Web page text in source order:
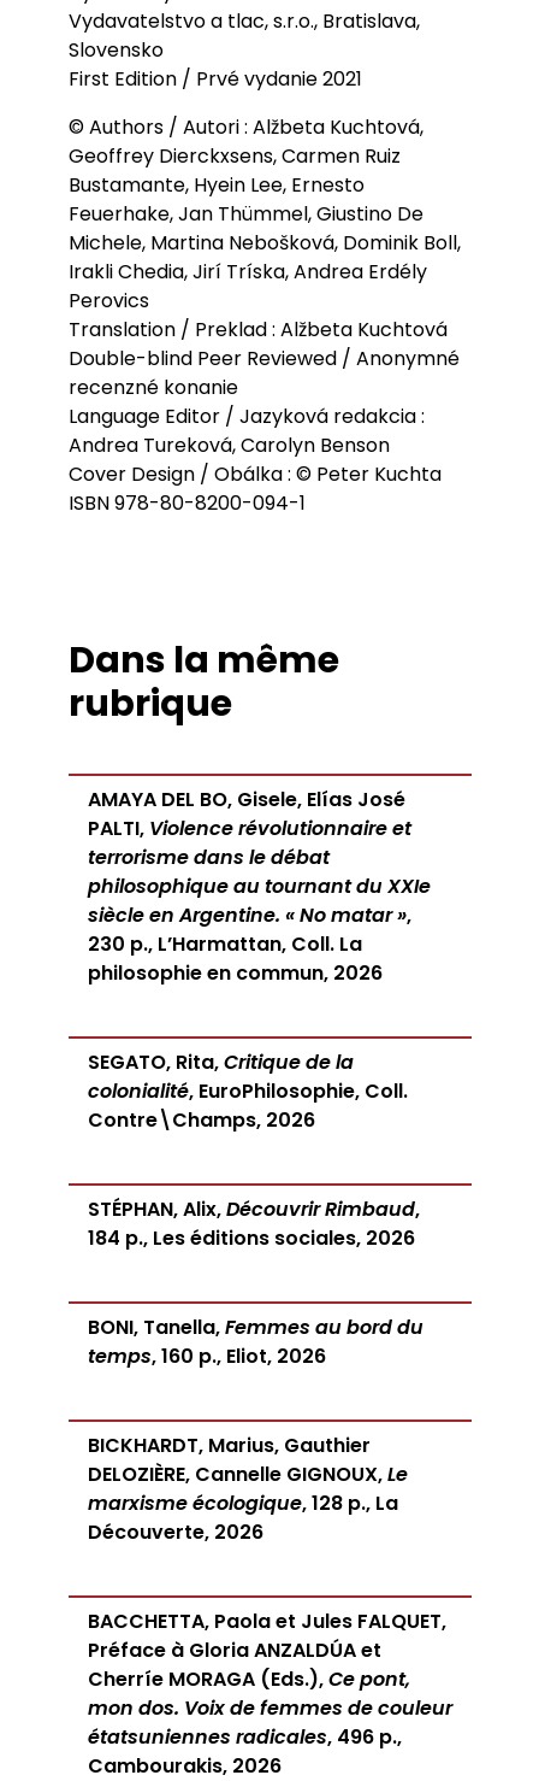
Vydavatelstvo a tlac, s.r.o., Bratislava,
Slovensko
First Edition / Prvé vydanie 2021
© Authors / Autori : Alžbeta Kuchtová,
Geoffrey Dierckxsens, Carmen Ruiz
Bustamante, Hyein Lee, Ernesto
Feuerhake, Jan Thümmel, Giustino De
Michele, Martina Nebošková, Dominik Boll,
Irakli Chedia, Jirí Tríska, Andrea Erdély
Perovics
Translation / Preklad : Alžbeta Kuchtová
Double-blind Peer Reviewed / Anonymné
recenzné konanie
Language Editor / Jazyková redakcia :
Andrea Tureková, Carolyn Benson
Cover Design / Obálka : © Peter Kuchta
ISBN 978-80-8200-094-1
Dans la même
rubrique
AMAYA DEL BO, Gisele, Elías José
PALTI, Violence révolutionnaire et
terrorisme dans le débat
philosophique au tournant du XXIe
siècle en Argentine. « No matar »,
230 p., L’Harmattan, Coll. La
philosophie en commun, 2026
SEGATO, Rita,Critique de la
colonialité, EuroPhilosophie, Coll.
Contre\Champs, 2026
STÉPHAN, Alix,Découvrir Rimbaud,
184 p., Les éditions sociales, 2026
BONI, Tanella,Femmes au bord du
temps, 160 p., Eliot, 2026
BICKHARDT, Marius, Gauthier
DELOZIÈRE, Cannelle GIGNOUX,Le
marxisme écologique, 128 p., La
Découverte, 2026
BACCHETTA, Paola et Jules FALQUET,
Préface à Gloria ANZALDÚA et
Cherríe MORAGA (Eds.),Ce pont,
mon dos. Voix de femmes de couleur
étatsuniennes radicales, 496 p.,
Cambourakis, 2026